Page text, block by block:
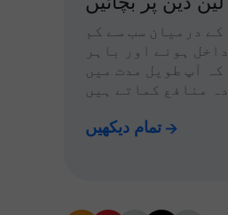
درمیان سب سے کم
ہونے اور باہر
کہ آپ طویل مدت میں
منافع کماتے ہیں
تمام دیکھیں